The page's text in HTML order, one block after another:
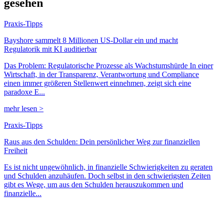
gesehen
Praxis-Tipps
Bayshore sammelt 8 Millionen US-Dollar ein und macht
Regulatorik mit KI auditierbar
Das Problem: Regulatorische Prozesse als Wachstumshürde In einer
Wirtschaft, in der Transparenz, Verantwortung und Compliance
einen immer größeren Stellenwert einnehmen, zeigt sich eine
paradoxe E...
mehr lesen >
Praxis-Tipps
Raus aus den Schulden: Dein persönlicher Weg zur finanziellen
Freiheit
Es ist nicht ungewöhnlich, in finanzielle Schwierigkeiten zu geraten
und Schulden anzuhäufen. Doch selbst in den schwierigsten Zeiten
gibt es Wege, um aus den Schulden herauszukommen und
finanzielle...